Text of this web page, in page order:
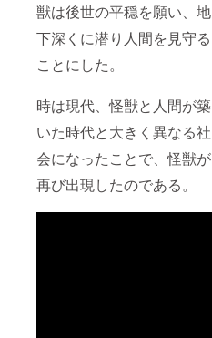
獣は後世の平穏を願い、地
下深くに潜り人間を見守る
ことにした。
時は現代、怪獣と人間が築
いた時代と大きく異なる社
会になったことで、怪獣が
再び出現したのである。